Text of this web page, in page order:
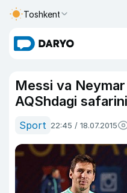
Toshkent
Messi va
AQShdagi
Sport 22:45 / 18.07.2015